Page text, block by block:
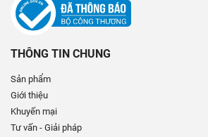
THÔNG TIN CHUNG
Sản phẩm
Giới thiệu
Khuyến mại
Tư vấn - Giải pháp